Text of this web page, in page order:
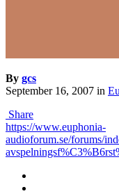
By gcs
September 16, 2007 in
Share
https://www.euphonia-
audioforum.se/forums/